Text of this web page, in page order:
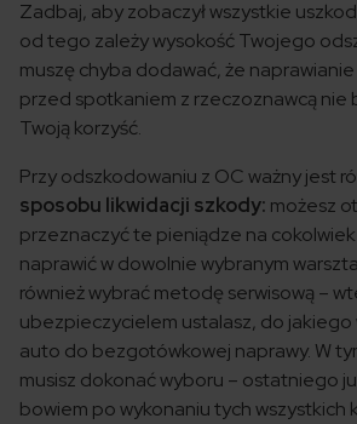
Zadbaj, aby zobaczył wszystkie
od tego zależy wysokość Twojego
muszę chyba dodawać, że
przed spotkaniem z rzeczoznawcą nie
Twoją korzyść.
Przy odszkodowaniu z OC ważny jest
sposobu likwidacji szkody: możesz
przeznaczyć te pieniądze na
naprawić w dowolnie wybranym
również wybrać metodę serwisową –
ubezpieczycielem ustalasz, do
auto do bezgotówkowej naprawy. W
musisz dokonać wyboru – ostatniego
bowiem po wykonaniu tych wszystkich